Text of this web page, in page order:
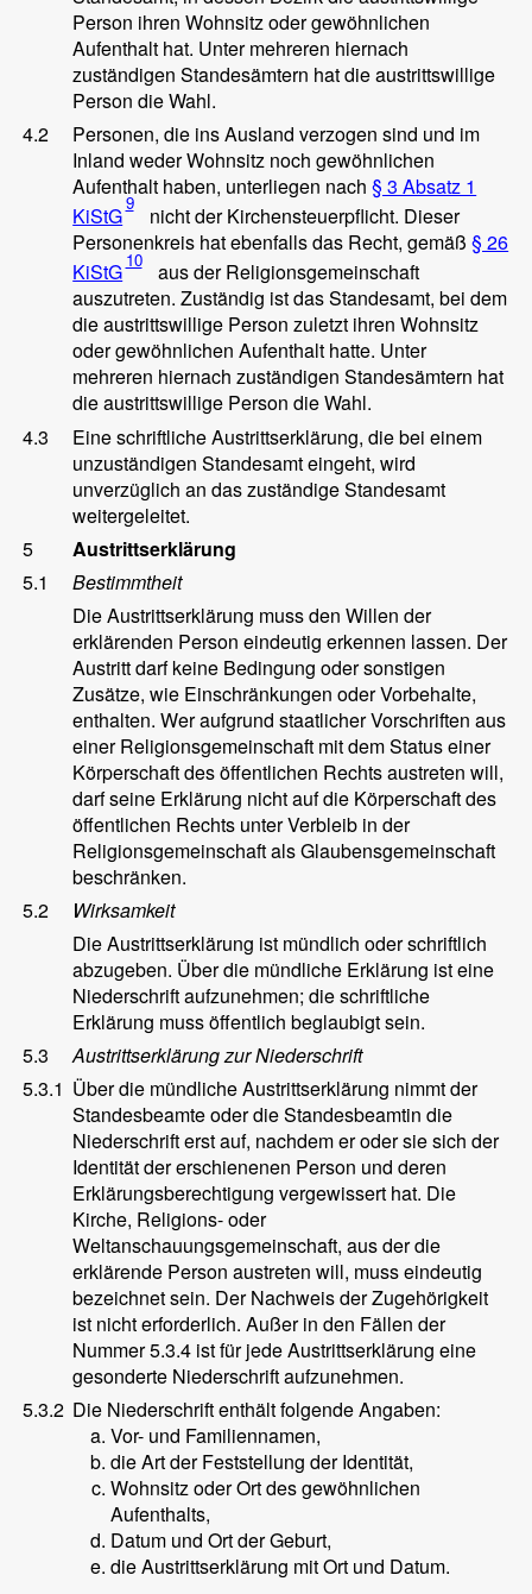
Person ihren Wohnsitz oder gewöhnlichen
Aufenthalt hat. Unter mehreren hiernach
zuständigen Standesämtern hat die austrittswillige
Person die Wahl.
4.2
Personen, die ins Ausland verzogen sind und im
Inland weder Wohnsitz noch gewöhnlichen
Aufenthalt haben, unterliegen nach§ 3 Absatz 1
KiStG9
nicht der Kirchensteuerpflicht. Dieser
Personenkreis hat ebenfalls das Recht, gemäß§ 26
KiStG 10
aus der Religionsgemeinschaft
auszutreten. Zuständig ist das Standesamt, bei dem
die austrittswillige Person zuletzt ihren Wohnsitz
oder gewöhnlichen Aufenthalt hatte. Unter
mehreren hiernach zuständigen Standesämtern hat
die austrittswillige Person die Wahl.
4.3
Eine schriftliche Austrittserklärung, die bei einem
unzuständigen Standesamt eingeht, wird
unverzüglich an das zuständige Standesamt
weitergeleitet.
5
Austrittserklärung
5.1
Bestimmtheit
Die Austrittserklärung muss den Willen der
erklärenden Person eindeutig erkennen lassen. Der
Austritt darf keine Bedingung oder sonstigen
Zusätze, wie Einschränkungen oder Vorbehalte,
enthalten. Wer aufgrund staatlicher Vorschriften aus
einer Religionsgemeinschaft mit dem Status einer
Körperschaft des öffentlichen Rechts austreten will,
darf seine Erklärung nicht auf die Körperschaft des
öffentlichen Rechts unter Verbleib in der
Religionsgemeinschaft als Glaubensgemeinschaft
beschränken.
5.2
Wirksamkeit
Die Austrittserklärung ist mündlich oder schriftlich
abzugeben. Über die mündliche Erklärung ist eine
Niederschrift aufzunehmen; die schriftliche
Erklärung muss öffentlich beglaubigt sein.
5.3
Austrittserklärung zur Niederschrift
5.3.1 Über die mündliche Austrittserklärung nimmt der
Standesbeamte oder die Standesbeamtin die
Niederschrift erst auf, nachdem er oder sie sich der
Identität der erschienenen Person und deren
Erklärungsberechtigung vergewissert hat. Die
Kirche, Religions- oder
Weltanschauungsgemeinschaft, aus der die
erklärende Person austreten will, muss eindeutig
bezeichnet sein. Der Nachweis der Zugehörigkeit
ist nicht erforderlich. Außer in den Fällen der
Nummer 5.3.4 ist für jede Austrittserklärung eine
gesonderte Niederschrift aufzunehmen.
5.3.2 Die Niederschrift enthält folgende Angaben:
Vor- und Familiennamen,
die Art der Feststellung der Identität,
Wohnsitz oder Ort des gewöhnlichen
Aufenthalts,
Datum und Ort der Geburt,
die Austrittserklärung mit Ort und Datum.